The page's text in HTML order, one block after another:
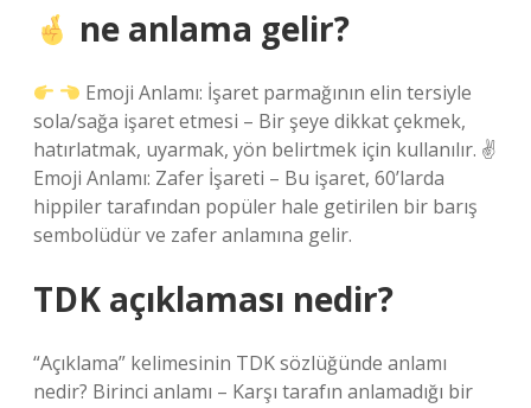
ne anlama gelir?
Emoji Anlamı: İşaret parmağının elin tersiyle
sola/sağa işaret etmesi – Bir şeye dikkat çekmek,
hatırlatmak, uyarmak, yön belirtmek için kullanılır. ✌
Emoji Anlamı: Zafer İşareti – Bu işaret, 60’larda
hippiler tarafından popüler hale getirilen bir barış
sembolüdür ve zafer anlamına gelir.
TDK açıklaması nedir?
“Açıklama” kelimesinin TDK sözlüğünde anlamı
nedir? Birinci anlamı – Karşı tarafın anlamadığı bir